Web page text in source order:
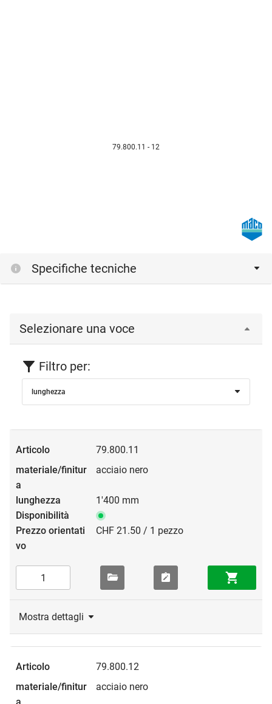
79.800.11 - 12
Specifiche tecniche
Selezionare una voce
Filtro per:
lunghezza
79.800.11
acciaio nero
1'400 mm
CHF 21.50 / 1 pezzo
Mostra dettagli
79.800.12
acciaio nero